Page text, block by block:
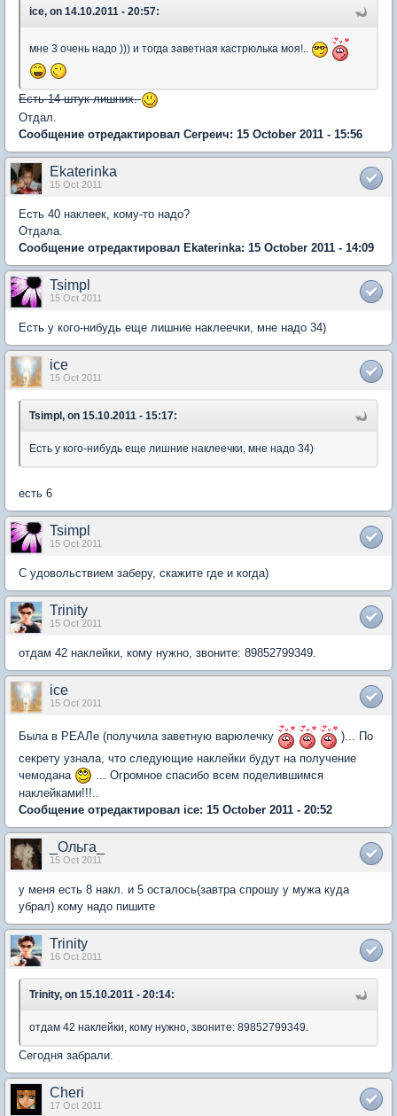
ice, on 14.10.2011 - 20:57:
мне 3 очень надо ))) и тогда заветная кастрюлька моя!..
Есть 14 штук лишних.
Отдал.
Сообщение отредактировал Сегреич: 15 October 2011 - 15:56
Ekaterinka
15 Oct 2011
Есть 40 наклеек, кому-то надо?
Отдала.
Сообщение отредактировал Ekaterinka: 15 October 2011 - 14:09
Tsimpl
15 Oct 2011
Есть у кого-нибудь еще лишние наклеечки, мне надо 34)
ice
15 Oct 2011
Tsimpl, on 15.10.2011 - 15:17:
Есть у кого-нибудь еще лишние наклеечки, мне надо 34)
есть 6
Tsimpl
15 Oct 2011
С удовольствием заберу, скажите где и когда)
Trinity
15 Oct 2011
отдам 42 наклейки, кому нужно, звоните: 89852799349.
ice
15 Oct 2011
Была в РЕАЛе (получила заветную варюлечку
)... По
секрету узнала, что следующие наклейки будут на получение
чемодана
... Огромное спасибо всем поделившимся
наклейками!!!..
Сообщение отредактировал ice: 15 October 2011 - 20:52
_Ольга_
15 Oct 2011
у меня есть 8 накл. и 5 осталось(завтра спрошу у мужа куда
убрал) кому надо пишите
Trinity
16 Oct 2011
Trinity, on 15.10.2011 - 20:14:
отдам 42 наклейки, кому нужно, звоните: 89852799349.
Сегодня забрали.
Cheri
17 Oct 2011